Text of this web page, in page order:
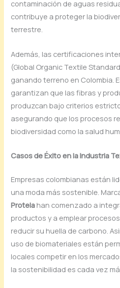
contaminación de aguas
contribuye a proteger la
terrestre.
Además, las certificaciones
(Global Organic Textile
ganando terreno en Colombia.
garantizan que las fibras y
produzcan bajo criterios
asegurando que los procesos
biodiversidad como la salud
Casos de Éxito en la Industria
Empresas colombianas están
una moda más sostenible.
Protela han comenzado a
productos y a emplear
reducir su huella de carbono.
uso de biomateriales están
locales competir en los
la sostenibilidad es cada vez